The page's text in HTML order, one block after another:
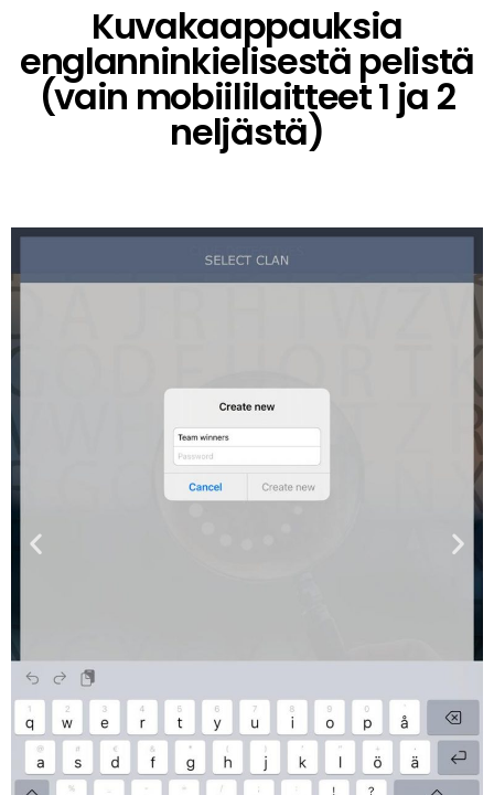
Kuvakaappauksia
englanninkielisestä pelistä
(vain mobiililaitteet 1 ja 2
neljästä)